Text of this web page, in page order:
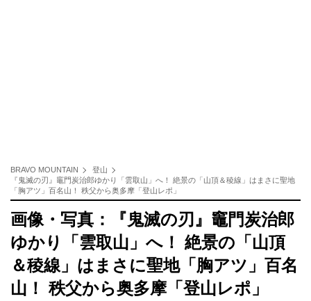
BRAVO MOUNTAIN
登山
『鬼滅の刃』竈門炭治郎ゆかり「雲取山」へ！ 絶景の「山頂＆稜線」はまさに聖地
「胸アツ」百名山！ 秩父から奥多摩「登山レポ」
画像・写真：『鬼滅の刃』竈門炭治郎
ゆかり「雲取山」へ！ 絶景の「山頂
＆稜線」はまさに聖地「胸アツ」百名
山！ 秩父から奥多摩「登山レポ」